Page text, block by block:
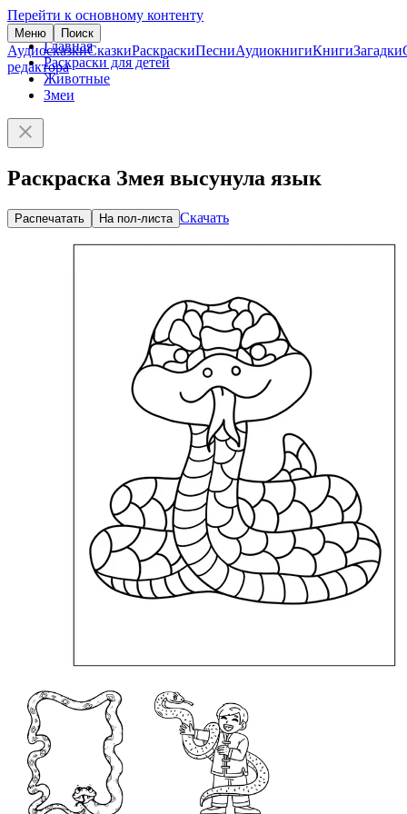
Перейти к основному контенту
Меню Поиск
АудиосказкиСказкиРаскраскиПесниАудиокнигиКнигиЗагадки
редактора
Главная
Раскраски для детей
Животные
Змеи
Раскраска Змея высунула язык
Распечатать На пол-листа Скачать